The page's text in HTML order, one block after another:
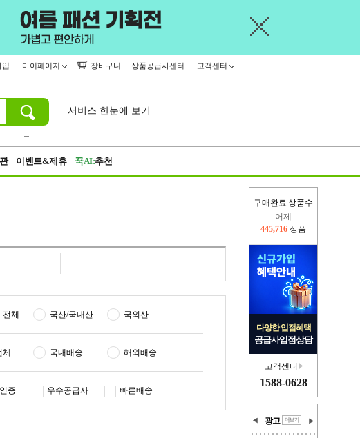
입 마이페이지 장바구니 상품공급사센터 고객센터
서비스 한눈에 보기
이벤트&제휴 꾹AI:추천
구매완료 상품수
어제
445,716 상품
다양한 입점혜택
공급사입점상담
고객센터
1588-0628
광고
체 국산/국내산 국외산
국내배송 해외배송
증 우수공급사 빠른배송